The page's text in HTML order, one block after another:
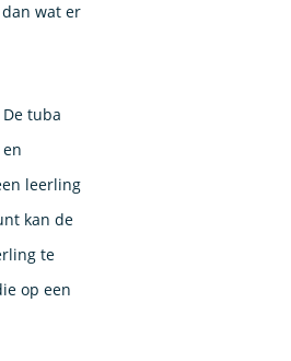
wat er
tuba
leerling
kan de
te
op een